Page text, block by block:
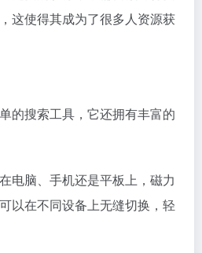
这使得其成为了很多人资源获
的搜索工具，它还拥有丰富的
电脑、手机还是平板上，磁力
以在不同设备上无缝切换，轻